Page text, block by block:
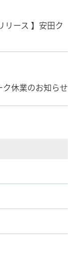
リース 】安田ク
休業のお知らせ